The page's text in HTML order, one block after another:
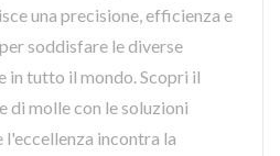
una precisione, efficienza e
soddisfare le diverse
in tutto il mondo. Scopri il
di molle con le soluzioni
l'eccellenza incontra la